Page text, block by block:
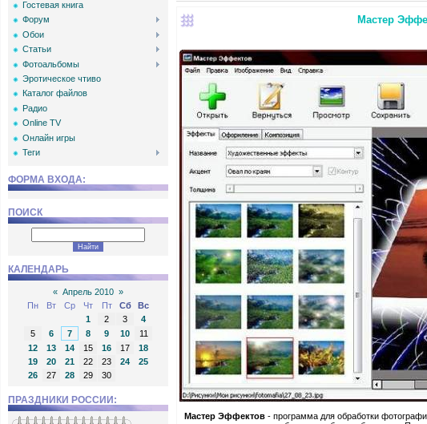
Гостевая книга
Форум
Обои
Статьи
Фотоальбомы
Эротическое чтиво
Каталог файлов
Радио
Online TV
Онлайн игры
Теги
ФОРМА ВХОДА:
ПОИСК
КАЛЕНДАРЬ
« Апрель 2010 »
Пн
Вт Ср Чт Пт Сб
Вс
1
2 3
4
5
6 7 8 9 10
11
12
13 14 15 16 17
18
19
20 21 22 23 24
25
26
27 28 29 30
ПРАЗДНИКИ РОССИИ:
Мастер
Мастер Эффектов - программа для обработки